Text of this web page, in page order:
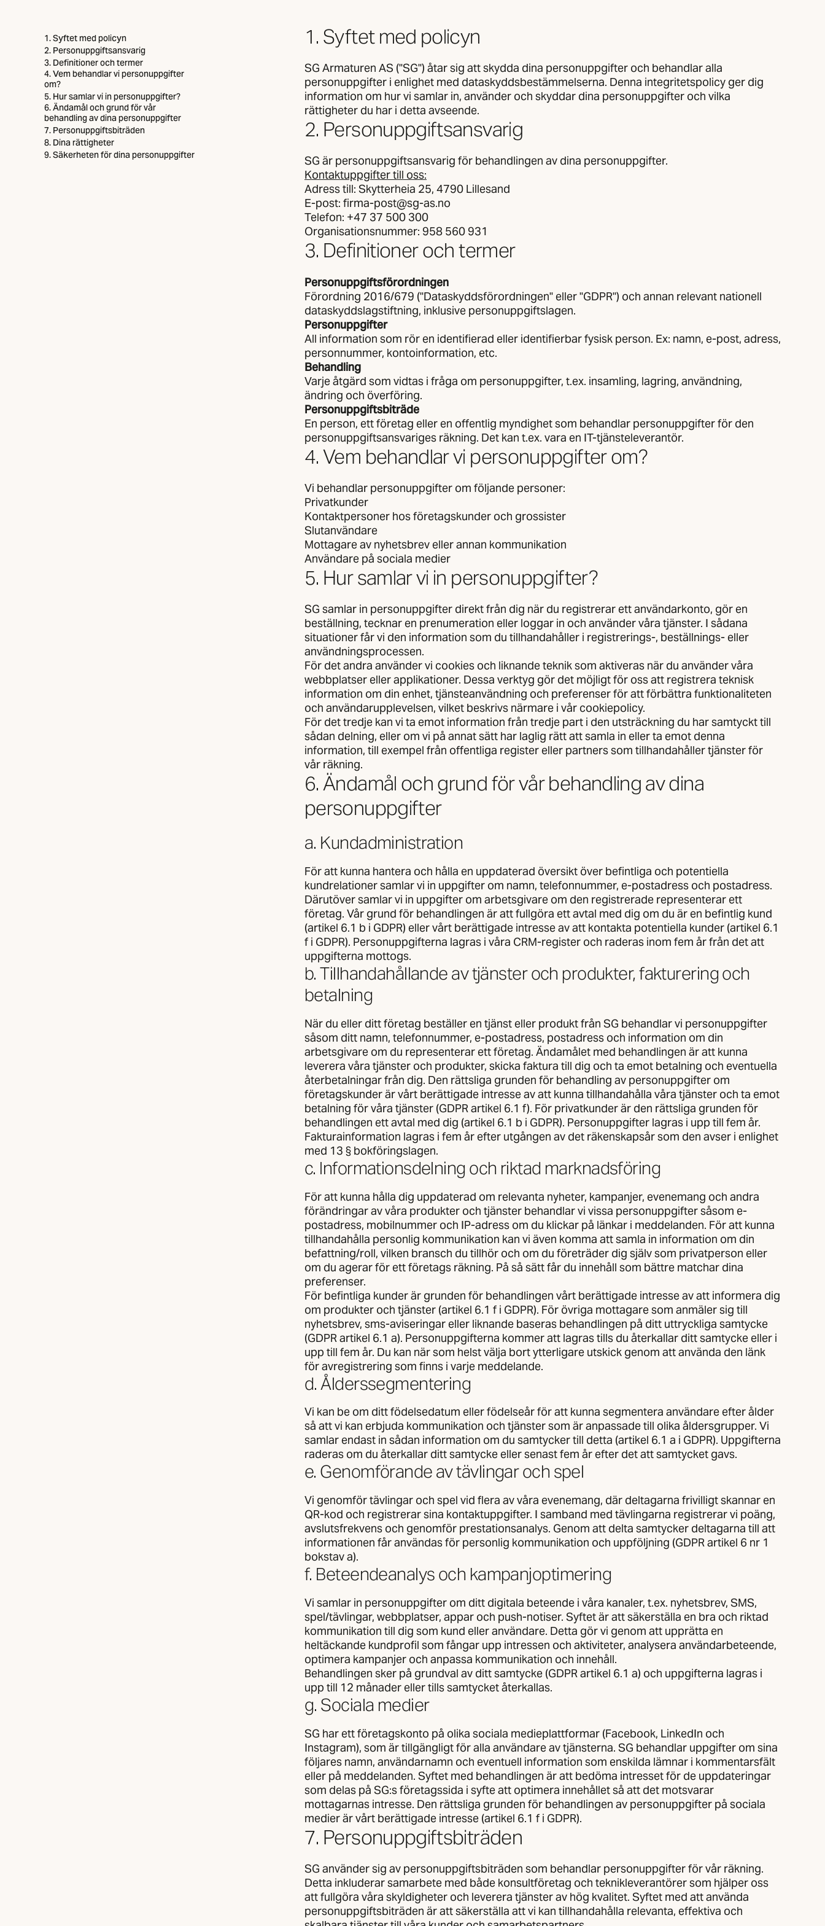
Innehållsförteckning
1. Syftet med policyn
2. Personuppgiftsansvarig
3. Definitioner och termer
4. Vem behandlar vi personuppgifter
om?
5. Hur samlar vi in personuppgifter?
6. Ändamål och grund för vår
behandling av dina personuppgifter
7. Personuppgiftsbiträden
8. Dina rättigheter
9. Säkerheten för dina personuppgifter
1. Syftet med policyn
SG Armaturen AS ("SG") åtar sig att skydda dina personuppgifter och behandlar alla
personuppgifter i enlighet med dataskyddsbestämmelserna. Denna integritetspolicy ger dig
information om hur vi samlar in, använder och skyddar dina personuppgifter och vilka
rättigheter du har i detta avseende.
2. Personuppgiftsansvarig
SG är personuppgiftsansvarig för behandlingen av dina personuppgifter.
Kontaktuppgifter till oss:
Adress till: Skytterheia 25, 4790 Lillesand
E-post: firma-post@sg-as.no
Telefon: +47 37 500 300
Organisationsnummer: 958 560 931
3. Definitioner och termer
Personuppgiftsförordningen
Förordning 2016/679 ("Dataskyddsförordningen" eller "GDPR") och annan relevant nationell
dataskyddslagstiftning, inklusive personuppgiftslagen.
Personuppgifter
All information som rör en identifierad eller identifierbar fysisk person. Ex: namn, e-post, adress,
personnummer, kontoinformation, etc.
Behandling
Varje åtgärd som vidtas i fråga om personuppgifter, t.ex. insamling, lagring, användning,
ändring och överföring.
Personuppgiftsbiträde
En person, ett företag eller en offentlig myndighet som behandlar personuppgifter för den
personuppgiftsansvariges räkning. Det kan t.ex. vara en IT-tjänsteleverantör.
4. Vem behandlar vi personuppgifter om?
Vi behandlar personuppgifter om följande personer:
Privatkunder
Kontaktpersoner hos företagskunder och grossister
Slutanvändare
Mottagare av nyhetsbrev eller annan kommunikation
Användare på sociala medier
5. Hur samlar vi in personuppgifter?
SG samlar in personuppgifter direkt från dig när du registrerar ett användarkonto, gör en
beställning, tecknar en prenumeration eller loggar in och använder våra tjänster. I sådana
situationer får vi den information som du tillhandahåller i registrerings-, beställnings- eller
användningsprocessen.
För det andra använder vi cookies och liknande teknik som aktiveras när du använder våra
webbplatser eller applikationer. Dessa verktyg gör det möjligt för oss att registrera teknisk
information om din enhet, tjänsteanvändning och preferenser för att förbättra funktionaliteten
och användarupplevelsen, vilket beskrivs närmare i vår cookiepolicy.
För det tredje kan vi ta emot information från tredje part i den utsträckning du har samtyckt till
sådan delning, eller om vi på annat sätt har laglig rätt att samla in eller ta emot denna
information, till exempel från offentliga register eller partners som tillhandahåller tjänster för
vår räkning.
6. Ändamål och grund för vår behandling av dina
personuppgifter
a. Kundadministration
För att kunna hantera och hålla en uppdaterad översikt över befintliga och potentiella
kundrelationer samlar vi in uppgifter om namn, telefonnummer, e-postadress och postadress.
Därutöver samlar vi in uppgifter om arbetsgivare om den registrerade representerar ett
företag. Vår grund för behandlingen är att fullgöra ett avtal med dig om du är en befintlig kund
(artikel 6.1 b i GDPR) eller vårt berättigade intresse av att kontakta potentiella kunder (artikel 6.1
f i GDPR). Personuppgifterna lagras i våra CRM-register och raderas inom fem år från det att
uppgifterna mottogs.
b. Tillhandahållande av tjänster och produkter, fakturering och
betalning
När du eller ditt företag beställer en tjänst eller produkt från SG behandlar vi personuppgifter
såsom ditt namn, telefonnummer, e-postadress, postadress och information om din
arbetsgivare om du representerar ett företag. Ändamålet med behandlingen är att kunna
leverera våra tjänster och produkter, skicka faktura till dig och ta emot betalning och eventuella
återbetalningar från dig. Den rättsliga grunden för behandling av personuppgifter om
företagskunder är vårt berättigade intresse av att kunna tillhandahålla våra tjänster och ta emot
betalning för våra tjänster (GDPR artikel 6.1 f). För privatkunder är den rättsliga grunden för
behandlingen ett avtal med dig (artikel 6.1 b i GDPR). Personuppgifter lagras i upp till fem år.
Fakturainformation lagras i fem år efter utgången av det räkenskapsår som den avser i enlighet
med 13 § bokföringslagen.
c. Informationsdelning och riktad marknadsföring
För att kunna hålla dig uppdaterad om relevanta nyheter, kampanjer, evenemang och andra
förändringar av våra produkter och tjänster behandlar vi vissa personuppgifter såsom e-
postadress, mobilnummer och IP-adress om du klickar på länkar i meddelanden. För att kunna
tillhandahålla personlig kommunikation kan vi även komma att samla in information om din
befattning/roll, vilken bransch du tillhör och om du företräder dig själv som privatperson eller
om du agerar för ett företags räkning. På så sätt får du innehåll som bättre matchar dina
preferenser.
För befintliga kunder är grunden för behandlingen vårt berättigade intresse av att informera dig
om produkter och tjänster (artikel 6.1 f i GDPR). För övriga mottagare som anmäler sig till
nyhetsbrev, sms-aviseringar eller liknande baseras behandlingen på ditt uttryckliga samtycke
(GDPR artikel 6.1 a). Personuppgifterna kommer att lagras tills du återkallar ditt samtycke eller i
upp till fem år. Du kan när som helst välja bort ytterligare utskick genom att använda den länk
för avregistrering som finns i varje meddelande.
d. Ålderssegmentering
Vi kan be om ditt födelsedatum eller födelseår för att kunna segmentera användare efter ålder
så att vi kan erbjuda kommunikation och tjänster som är anpassade till olika åldersgrupper. Vi
samlar endast in sådan information om du samtycker till detta (artikel 6.1 a i GDPR). Uppgifterna
raderas om du återkallar ditt samtycke eller senast fem år efter det att samtycket gavs.
e. Genomförande av tävlingar och spel
Vi genomför tävlingar och spel vid flera av våra evenemang, där deltagarna frivilligt skannar en
QR-kod och registrerar sina kontaktuppgifter. I samband med tävlingarna registrerar vi poäng,
avslutsfrekvens och genomför prestationsanalys. Genom att delta samtycker deltagarna till att
informationen får användas för personlig kommunikation och uppföljning (GDPR artikel 6 nr 1
bokstav a).
f. Beteendeanalys och kampanjoptimering
Vi samlar in personuppgifter om ditt digitala beteende i våra kanaler, t.ex. nyhetsbrev, SMS,
spel/tävlingar, webbplatser, appar och push-notiser. Syftet är att säkerställa en bra och riktad
kommunikation till dig som kund eller användare. Detta gör vi genom att upprätta en
heltäckande kundprofil som fångar upp intressen och aktiviteter, analysera användarbeteende,
optimera kampanjer och anpassa kommunikation och innehåll.
Behandlingen sker på grundval av ditt samtycke (GDPR artikel 6.1 a) och uppgifterna lagras i
upp till 12 månader eller tills samtycket återkallas.
g. Sociala medier
SG har ett företagskonto på olika sociala medieplattformar (Facebook, LinkedIn och
Instagram), som är tillgängligt för alla användare av tjänsterna. SG behandlar uppgifter om sina
följares namn, användarnamn och eventuell information som enskilda lämnar i kommentarsfält
eller på meddelanden. Syftet med behandlingen är att bedöma intresset för de uppdateringar
som delas på SG:s företagssida i syfte att optimera innehållet så att det motsvarar
mottagarnas intresse. Den rättsliga grunden för behandlingen av personuppgifter på sociala
medier är vårt berättigade intresse (artikel 6.1 f i GDPR).
7. Personuppgiftsbiträden
SG använder sig av personuppgiftsbiträden som behandlar personuppgifter för vår räkning.
Detta inkluderar samarbete med både konsultföretag och teknikleverantörer som hjälper oss
att fullgöra våra skyldigheter och leverera tjänster av hög kvalitet. Syftet med att använda
personuppgiftsbiträden är att säkerställa att vi kan tillhandahålla relevanta, effektiva och